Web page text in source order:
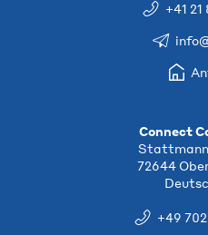
+41
Connect
72644
+49